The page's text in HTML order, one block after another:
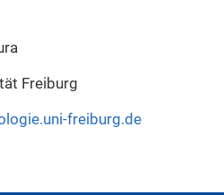
Freiburg
freiburg.de